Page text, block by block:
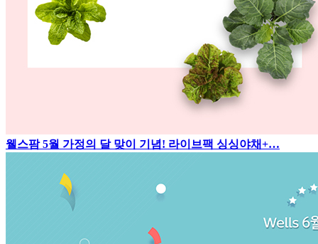
웰스팜 5월 가정의 달 맞이 기념! 라이브팩 싱싱야채+…